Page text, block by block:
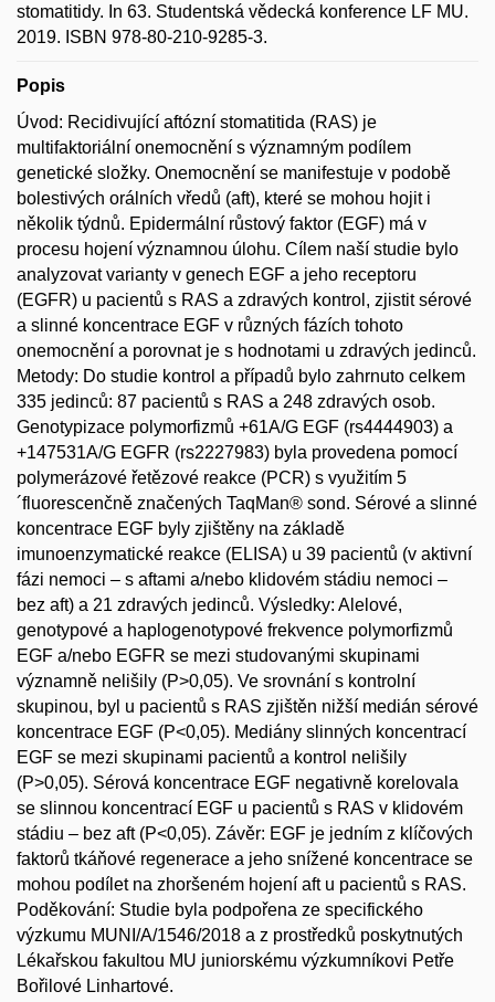
stomatitidy. In 63. Studentská vědecká konference LF MU.
2019. ISBN 978-80-210-9285-3.
Popis
Úvod: Recidivující aftózní stomatitida (RAS) je
multifaktoriální onemocnění s významným podílem
genetické složky. Onemocnění se manifestuje v podobě
bolestivých orálních vředů (aft), které se mohou hojit i
několik týdnů. Epidermální růstový faktor (EGF) má v
procesu hojení významnou úlohu. Cílem naší studie bylo
analyzovat varianty v genech EGF a jeho receptoru
(EGFR) u pacientů s RAS a zdravých kontrol, zjistit sérové
a slinné koncentrace EGF v různých fázích tohoto
onemocnění a porovnat je s hodnotami u zdravých jedinců.
Metody: Do studie kontrol a případů bylo zahrnuto celkem
335 jedinců: 87 pacientů s RAS a 248 zdravých osob.
Genotypizace polymorfizmů +61A/G EGF (rs4444903) a
+147531A/G EGFR (rs2227983) byla provedena pomocí
polymerázové řetězové reakce (PCR) s využitím 5
´fluorescenčně značených TaqMan® sond. Sérové a slinné
koncentrace EGF byly zjištěny na základě
imunoenzymatické reakce (ELISA) u 39 pacientů (v aktivní
fázi nemoci – s aftami a/nebo klidovém stádiu nemoci –
bez aft) a 21 zdravých jedinců. Výsledky: Alelové,
genotypové a haplogenotypové frekvence polymorfizmů
EGF a/nebo EGFR se mezi studovanými skupinami
významně nelišily (P>0,05). Ve srovnání s kontrolní
skupinou, byl u pacientů s RAS zjištěn nižší medián sérové
koncentrace EGF (P<0,05). Mediány slinných koncentrací
EGF se mezi skupinami pacientů a kontrol nelišily
(P>0,05). Sérová koncentrace EGF negativně korelovala
se slinnou koncentrací EGF u pacientů s RAS v klidovém
stádiu – bez aft (P<0,05). Závěr: EGF je jedním z klíčových
faktorů tkáňové regenerace a jeho snížené koncentrace se
mohou podílet na zhoršeném hojení aft u pacientů s RAS.
Poděkování: Studie byla podpořena ze specifického
výzkumu MUNI/A/1546/2018 a z prostředků poskytnutých
Lékařskou fakultou MU juniorskému výzkumníkovi Petře
Bořilové Linhartové.